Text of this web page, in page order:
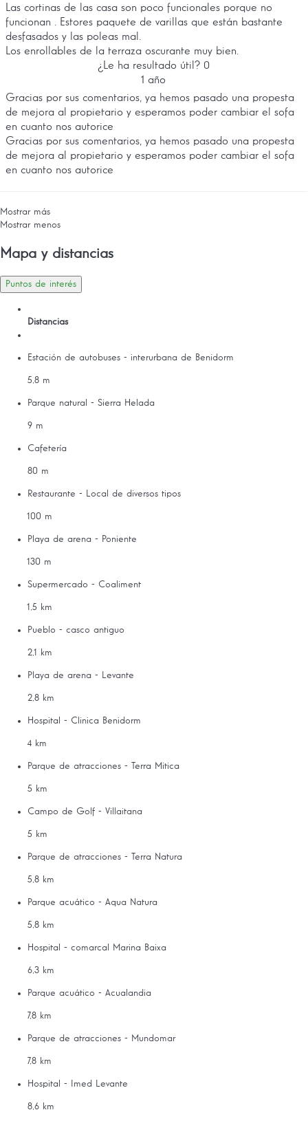
Las cortinas de las casa son poco funcionales porque no
funcionan . Estores paquete de varillas que están bastante
desfasados y las poleas mal.
Los enrollables de la terraza oscurante muy bien.
¿Le ha resultado útil? 0
1 año
Gracias por sus comentarios, ya hemos pasado una propesta
de mejora al propietario y esperamos poder cambiar el sofa
en cuanto nos autorice
Gracias por sus comentarios, ya hemos pasado una propesta
de mejora al propietario y esperamos poder cambiar el sofa
en cuanto nos autorice
Mostrar más
Mostrar menos
Mapa y distancias
Puntos de interés
Distancias
Estación de autobuses - interurbana de Benidorm
5,8 m
Parque natural - Sierra Helada
9 m
Cafetería
80 m
Restaurante - Local de diversos tipos
100 m
Playa de arena - Poniente
130 m
Supermercado - Coaliment
1,5 km
Pueblo - casco antiguo
2,1 km
Playa de arena - Levante
2,8 km
Hospital - Clinica Benidorm
4 km
Parque de atracciones - Terra Mitica
5 km
Campo de Golf - Villaitana
5 km
Parque de atracciones - Terra Natura
5,8 km
Parque acuático - Aqua Natura
5,8 km
Hospital - comarcal Marina Baixa
6,3 km
Parque acuático - Acualandia
7,8 km
Parque de atracciones - Mundomar
7,8 km
Hospital - Imed Levante
8,6 km